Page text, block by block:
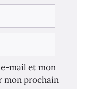
mail et mon
mon prochain